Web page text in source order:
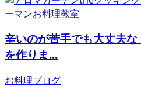
辛いのが苦手でも大丈夫な
を作りま...
お料理ブログ